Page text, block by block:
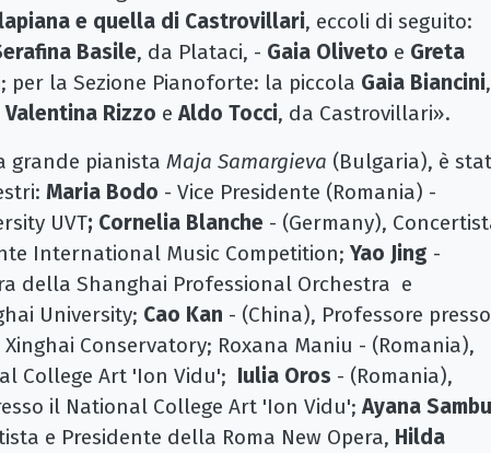
e quella di Castrovillari, eccoli di seguito:
Basile, da Plataci, - Gaia Oliveto e Greta
per la Sezione Pianoforte: la piccola Gaia Biancini,
Valentina Rizzo e Aldo Tocci, da Castrovillari».
grande pianista Maja Samargieva (Bulgaria), è
Maria Bodo - Vice Presidente (Romania) -
UVT; Cornelia Blanche - (Germany),
International Music Competition; Yao Jing -
della Shanghai Professional Orchestra e
University; Cao Kan - (China), Professore
Conservatory; Roxana Maniu - (Romania),
College Art 'Ion Vidu'; Iulia Oros - (Romania),
il National College Art 'Ion Vidu'; Ayana
e Presidente della Roma New Opera, Hilda